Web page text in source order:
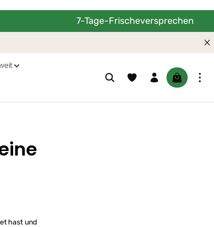
7-Tage-Frischeversprechen
Du hast 0 Produkte auf dem
hast und